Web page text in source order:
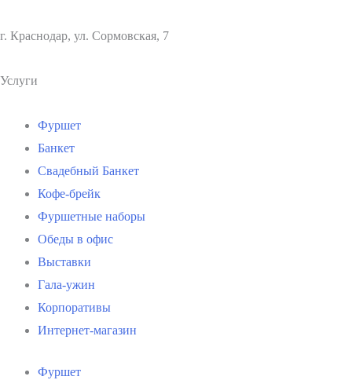
г. Краснодар, ул. Сормовская, 7
Услуги
Фуршет
Банкет
Свадебный Банкет
Кофе-брейк
Фуршетные наборы
Обеды в офис
Выставки
Гала-ужин
Корпоративы
Интернет-магазин
Фуршет